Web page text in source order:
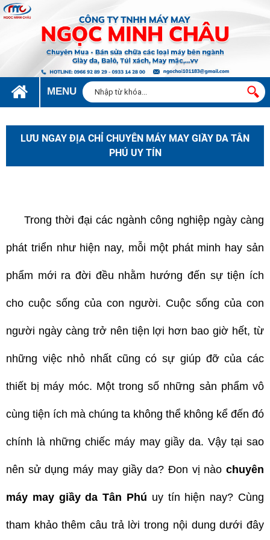
MENU
LƯU NGAY ĐỊA CHỈ CHUYÊN MÁY MAY GIẦY DA TÂN
PHÚ UY TÍN
Trong thời đại các ngành công nghiệp ngày càng
phát triển như hiện nay, mỗi một phát minh hay sản
phẩm mới ra đời đều nhằm hướng đến sự tiện ích
cho cuộc sống của con người. Cuộc sống của con
người ngày càng trở nên tiện lợi hơn bao giờ hết, từ
những việc nhỏ nhất cũng có sự giúp đỡ của các
thiết bị máy móc. Một trong số những sản phẩm vô
cùng tiện ích mà chúng ta không thể không kể đến đó
chính là những chiếc máy may giầy da. Vậy tại sao
nên sử dụng máy may giầy da? Đon vị nào chuyên
máy may giầy da Tân Phú uy tín hiện nay? Cùng
tham khảo thêm câu trả lời trong nội dung dưới đây